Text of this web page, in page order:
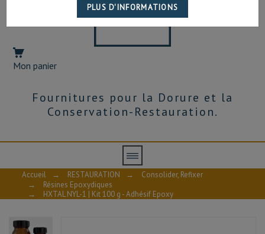
Mon panier
Fournitures pour la Dorure et la
Conservation-Restauration.
Accueil → RESTAURATION →
Consolider, Refixer
→
Résines Epoxydiques
→
HXTAL NYL-1 | Kit 100 g - Adhésif Epoxy